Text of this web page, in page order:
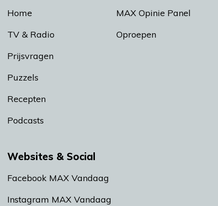
Home
TV & Radio
Prijsvragen
Puzzels
Recepten
Podcasts
MAX Opinie Panel
Oproepen
Websites & Social
Facebook MAX Vandaag
Instagram MAX Vandaag